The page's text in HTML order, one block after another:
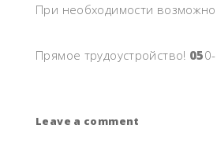
При необходимости
Прямое трудоустройство! 05
Leave a comment